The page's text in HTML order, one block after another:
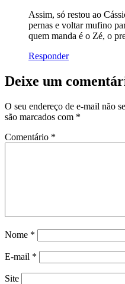
Assim, só restou ao
pernas e voltar mufino
quem manda é o Zé, o
Responder
Deixe um
O seu endereço de e-mail não
são marcados com *
Comentário *
Nome *
E-mail *
Site